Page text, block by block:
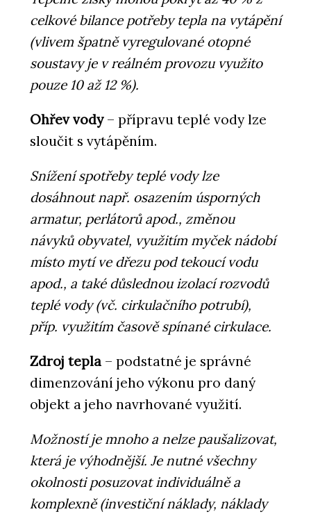
celkové bilance potřeby tepla na vytápění
(vlivem špatně vyregulované otopné
soustavy je v reálném provozu využito
pouze 10 až 12 %).
Ohřev vody– přípravu teplé vody lze
sloučit s vytápěním.
Snížení spotřeby teplé vody lze
dosáhnout např. osazením úsporných
armatur, perlátorů apod., změnou
návyků obyvatel, využitím myček nádobí
místo mytí ve dřezu pod tekoucí vodu
apod., a také důslednou izolací rozvodů
teplé vody (vč. cirkulačního potrubí),
příp. využitím časově spínané cirkulace.
Zdroj tepla – podstatné je správné
dimenzování jeho výkonu pro daný
objekt a jeho navrhované využití.
Možností je mnoho a nelze paušalizovat,
která je výhodnější. Je nutné všechny
okolnosti posuzovat individuálně a
komplexně (investiční náklady, náklady